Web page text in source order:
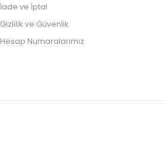
İade ve İptal
Gizlilik ve Güvenlik
Hesap Numaralarımız